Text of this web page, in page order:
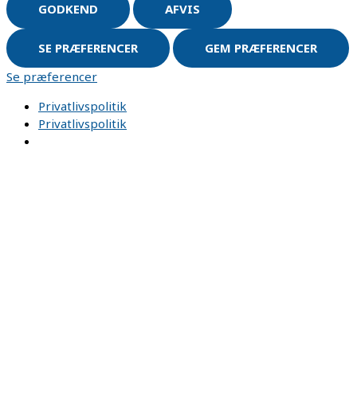
GODKEND AFVIS
SE PRÆFERENCER
GEM PRÆFERENCER
Se præferencer
Privatlivspolitik
Privatlivspolitik